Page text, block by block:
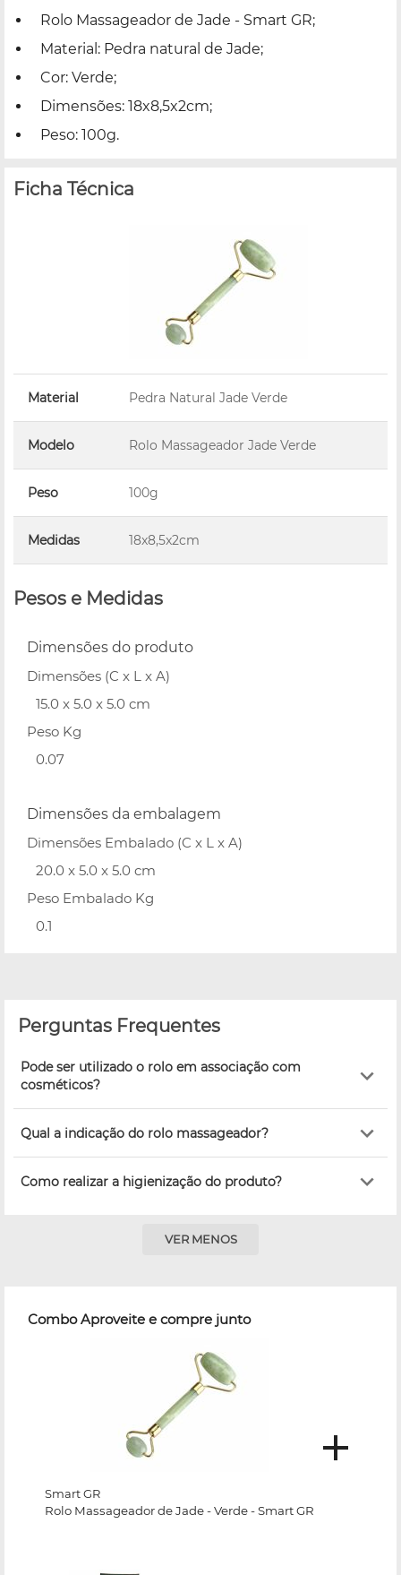
Rolo Massageador de Jade - Smart GR;
Material: Pedra natural de Jade;
Cor: Verde;
Dimensões: 18x8,5x2cm;
Peso: 100g.
Ficha Técnica
Material Pedra Natural Jade Verde
Modelo Rolo Massageador Jade Verde
Peso 100g
Medidas 18x8,5x2cm
Pesos e Medidas
Dimensões do produto
Dimensões (C x L x A)
15.0 x 5.0 x 5.0 cm
Peso Kg
0.07
Dimensões da embalagem
Dimensões Embalado (C x L x A)
20.0 x 5.0 x 5.0 cm
Peso Embalado Kg
0.1
Perguntas Frequentes
Pode ser utilizado o rolo em associação com
cosméticos?
Qual a indicação do rolo massageador?
Como realizar a higienização do produto?
VER MENOS
Combo Aproveite e compre junto
Smart GR
Rolo Massageador de Jade - Verde - Smart GR